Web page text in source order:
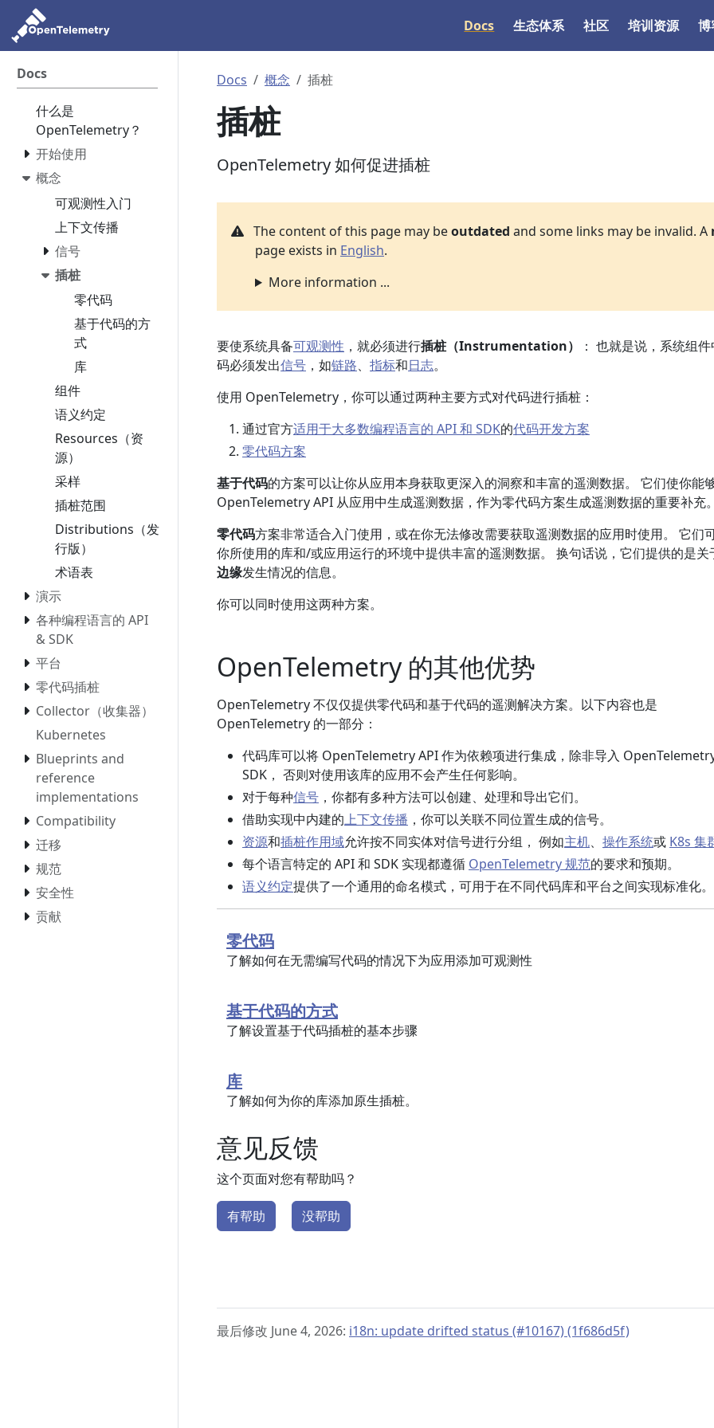
Docs 生态体系 社区 培训资源 博
Docs
什么是
OpenTelemetry？
开始使用
概念
可观测性入门
上下文传播
信号
插桩
零代码
基于代码的方
式
库
组件
语义约定
Resources（资
源）
采样
插桩范围
Distributions（发
行版）
术语表
演示
各种编程语言的 API
& SDK
平台
零代码插桩
Collector（收集器）
Kubernetes
Blueprints and
reference
implementations
Compatibility
迁移
规范
安全性
贡献
Docs 概念 插桩
插桩
OpenTelemetry 如何促进插桩
The content of this page may beoutdated and some links may be invalid. A
page exists in English.
More information ...
要使系统具备可观测性 ，就必须进行插桩（Instrumentation）
： 也就是说，系统组
码必须发出信号 ，如链路、 指标和日志。
使用 OpenTelemetry，你可以通过两种主要方式对代码进行插桩：
通过官方适用于大多数编程语言的 API 和 SDK的代码开发方案
零代码方案
基于代码的方案可以让你从应用本身获取更深入的洞察和丰富的遥测数据。 它们使你能
OpenTelemetry API 从应用中生成遥测数据，作为零代码方案生成遥测数据的重要补充。
零代码方案非常适合入门使用，或在你无法修改需要获取遥测数据的应用时使用。 它们
你所使用的库和/或应用运行的环境中提供丰富的遥测数据。 换句话说，它们提供的是关
边缘发生情况的信息。
你可以同时使用这两种方案。
OpenTelemetry 的其他优势
OpenTelemetry 不仅仅提供零代码和基于代码的遥测解决方案。以下内容也是
OpenTelemetry 的一部分：
代码库可以将 OpenTelemetry API 作为依赖项进行集成，除非导入
SDK， 否则对使用该库的应用不会产生任何影响。
对于每种信号 ，你都有多种方法可以创建、处理和导出它们。
借助实现中内建的上下文传播 ，你可以关联不同位置生成的信号。
资源和插桩作用域允许按不同实体对信号进行分组， 例如主机、 操作系统或 K8s 集
每个语言特定的 API 和 SDK 实现都遵循 OpenTelemetry 规范的要求和预期。
语义约定提供了一个通用的命名模式，可用于在不同代码库和平台之间实现标准化。
零代码
了解如何在无需编写代码的情况下为应用添加可观测性
基于代码的方式
了解设置基于代码插桩的基本步骤
库
了解如何为你的库添加原生插桩。
意见反馈
这个页面对您有帮助吗？
有帮助 没帮助
最后修改 June 4, 2026: i18n: update drifted status (#10167) (1f686d5f)